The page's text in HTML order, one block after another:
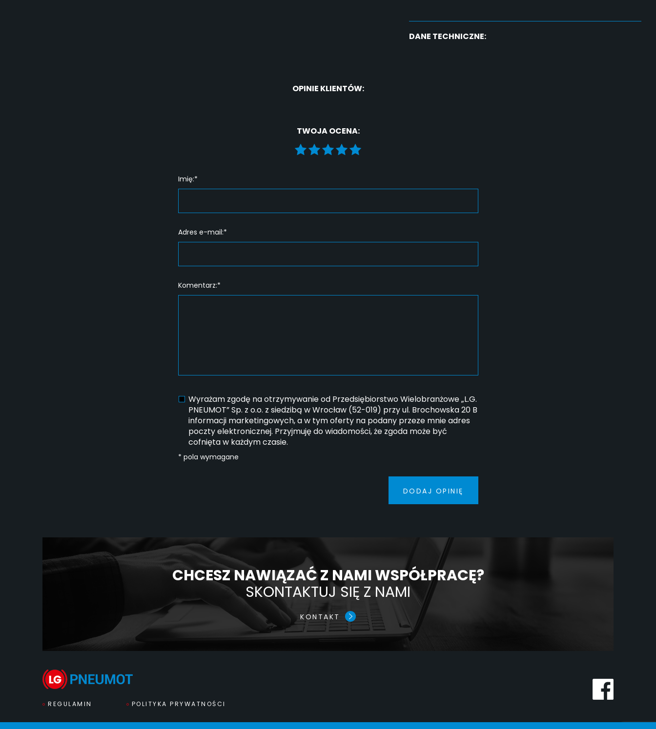
DANE TECHNICZNE:
OPINIE KLIENTÓW:
TWOJA OCENA:
Imię:*
Adres e-mail:*
Komentarz:*
Wyrażam zgodę na otrzymywanie od Przedsiębiorstwo Wielobranżowe „L.G.
PNEUMOT” Sp. z o.o. z siedzibą w Wrocław (52-019) przy ul. Brochowska 20 B
informacji marketingowych, a w tym oferty na podany przeze mnie adres
poczty elektronicznej. Przyjmuję do wiadomości, że zgoda może być
cofnięta w każdym czasie.
* pola wymagane
DODAJ OPINIĘ
CHCESZ NAWIĄZAĆ Z NAMI WSPÓŁPRACĘ?
SKONTAKTUJ SIĘ Z NAMI
KONTAKT
REGULAMIN POLITYKA PRYWATNOŚCI